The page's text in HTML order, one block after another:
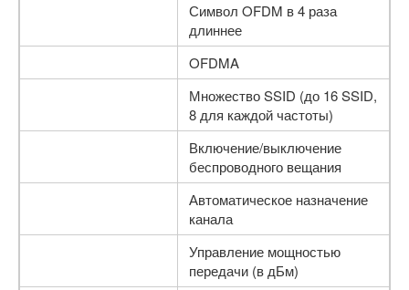
Символ OFDM в 4 раза
длиннее
OFDMA
Множество SSID (до 16 SSID,
8 для каждой частоты)
Включение/выключение
беспроводного вещания
Автоматическое назначение
канала
Управление мощностью
передачи (в дБм)